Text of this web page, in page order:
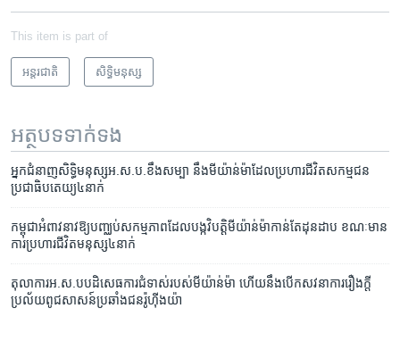
This item is part of
អន្តរជាតិ សិទ្ធិ​មនុស្ស
អត្ថបទ​ទាក់ទង
អ្នក​ជំនាញ​សិទ្ធិ​មនុស្ស​អ.ស.ប.​ខឹង​សម្បា​ នឹង​មីយ៉ាន់ម៉ា​ដែល​​​​ប្រហារ​ជីវិត​សកម្មជន​
ប្រជាធិបតេយ្យ​៤​នាក់​
កម្ពុជា​អំពាវនាវ​​ឱ្យ​បញ្ឈប់​សកម្មភាព​ដែល​បង្ក​​វិបត្តិ​មីយ៉ាន់ម៉ា​កាន់​តែ​ដុនដាប ខណៈ​មាន​
ការ​ប្រហារ​ជីវិត​មនុស្ស​៤នាក់
តុលាការ​អ.ស.ប​បដិសេធ​ការ​ជំទាស់​របស់​មីយ៉ាន់ម៉ា ហើយ​នឹង​បើក​សវនាការ​រឿង​ក្តី​
ប្រល័យពូជសាសន៍​ប្រឆាំង​ជន​រ៉ូហ៊ីងយ៉ា